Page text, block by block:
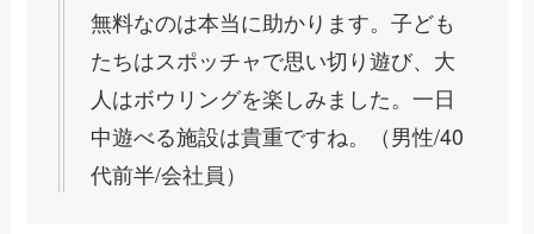
無料なのは本当に助かります。子ども
たちはスポッチャで思い切り遊び、大
人はボウリングを楽しみました。一日
中遊べる施設は貴重ですね。（男性/40
代前半/会社員）